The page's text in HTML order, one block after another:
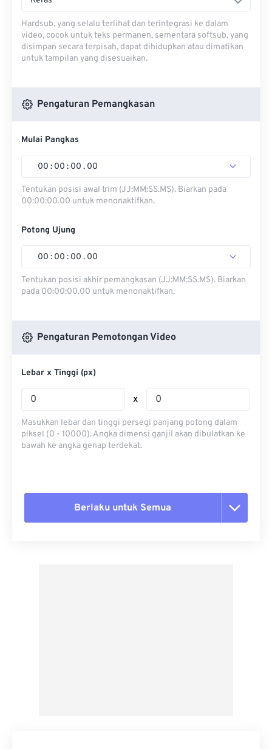
Hardsub, yang selalu terlihat dan terintegrasi ke dalam
video, cocok untuk teks permanen, sementara softsub, yang
disimpan secara terpisah, dapat dihidupkan atau dimatikan
untuk tampilan yang disesuaikan.
Pengaturan Pemangkasan
Mulai Pangkas
00 : 00 : 00 . 00
Tentukan posisi awal trim (JJ:MM:SS.MS). Biarkan pada
00:00:00.00 untuk menonaktifkan.
Potong Ujung
00 : 00 : 00 . 00
Tentukan posisi akhir pemangkasan (JJ:MM:SS.MS). Biarkan
pada 00:00:00.00 untuk menonaktifkan.
Pengaturan Pemotongan Video
Lebar x Tinggi (px)
x
Masukkan lebar dan tinggi persegi panjang potong dalam
piksel (0 - 10000). Angka dimensi ganjil akan dibulatkan ke
bawah ke angka genap terdekat.
Berlaku untuk Semua